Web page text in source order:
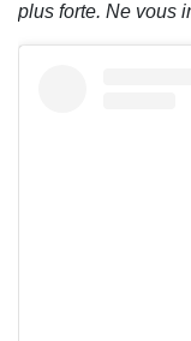
plus forte. Ne vous